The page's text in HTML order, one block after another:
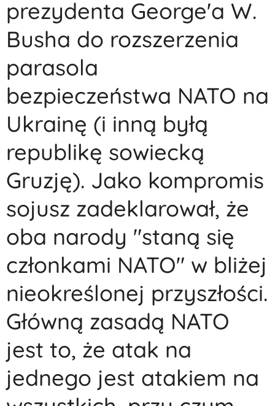
prezydenta George'a W.
Busha do rozszerzenia
parasola
bezpieczeństwa NATO na
Ukrainę (i inną byłą
republikę sowiecką
Gruzję). Jako kompromis
sojusz zadeklarował, że
oba narody "staną się
członkami NATO" w bliżej
nieokreślonej przyszłości.
Główną zasadą NATO
jest to, że atak na
jednego jest atakiem na